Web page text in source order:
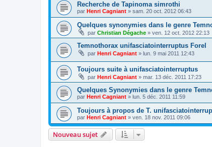
Recherche de Tapinoma simrothi
par Henri Cagniant » sam. 20 oct. 2012 06:43
Quelques synonymies dans le genre
par Christian Dégache » ven. 12 oct. 2012 22:13
Temnothorax unifasciatointerruptus Forel
par Henri Cagniant » lun. 9 mai 2011 12:43
Toujours suite à unifasciatointerruptus
par Henri Cagniant » mar. 13 déc. 2011 17:23
Quelques Synonymies dans le genre
par Henri Cagniant » lun. 5 déc. 2011 11:59
Toujours à propos de T.
par Henri Cagniant » ven. 18 nov. 2011 09:06
Nouveau sujet